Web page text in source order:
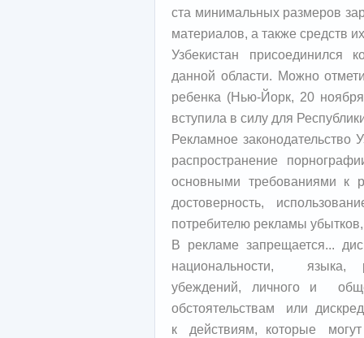
ста минимальных размеров
материалов, а также средств
Узбекистан
данной области. Можно
ребенка (Нью-Йорк, 20
вступила в силу для
Рекламное законодательство
распространение
основными требованиями к
достоверность,
потребителю рекламы
В рекламе запрещается...
национальности, языка,
убеждений, личного и
обстоятельствам или
к действиям, которые